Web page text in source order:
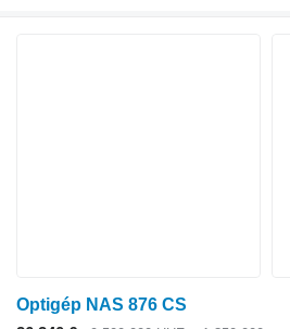
Optigép NAS 876 CS